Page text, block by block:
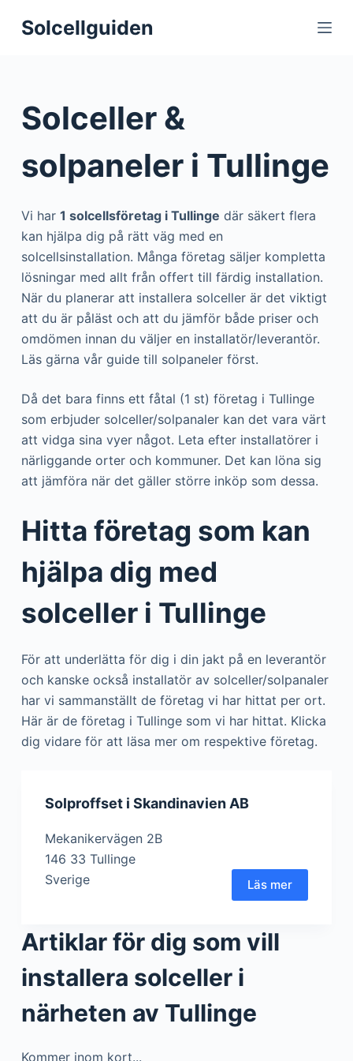
S
o
o
n
Solcellguiden
Solceller &
solpaneler i Tullinge
Vi har 1 solcellsföretag i Tullinge där säkert flera
kan hjälpa dig på rätt väg med en
solcellsinstallation. Många företag säljer kompletta
lösningar med allt från offert till färdig installation.
När du planerar att installera solceller är det viktigt
att du är påläst och att du jämför både priser och
omdömen innan du väljer en installatör/leverantör.
Läs gärna vår guide till solpaneler först.
Då det bara finns ett fåtal (1 st) företag i Tullinge
som erbjuder solceller/solpanaler kan det vara värt
att vidga sina vyer något. Leta efter installatörer i
närliggande orter och kommuner. Det kan löna sig
att jämföra när det gäller större inköp som dessa.
Hitta företag som kan
hjälpa dig med
solceller i Tullinge
För att underlätta för dig i din jakt på en leverantör
och kanske också installatör av solceller/solpanaler
har vi sammanställt de företag vi har hittat per ort.
Här är de företag i Tullinge som vi har hittat. Klicka
dig vidare för att läsa mer om respektive företag.
Solproffset i Skandinavien AB
Mekanikervägen 2B
146 33 Tullinge
Sverige
Läs mer
Artiklar för dig som vill
installera solceller i
närheten av Tullinge
Kommer inom kort...